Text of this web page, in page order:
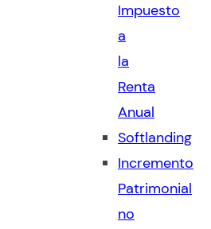
Impuesto
a
la
Renta
Anual
Softlanding
Incremento
Patrimonial
no